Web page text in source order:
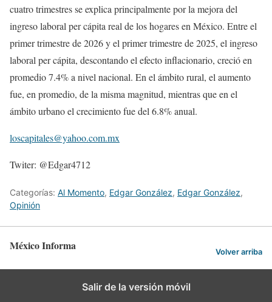
cuatro trimestres se explica principalmente por la mejora del
ingreso laboral per cápita real de los hogares en México. Entre el
primer trimestre de 2026 y el primer trimestre de 2025, el ingreso
laboral per cápita, descontando el efecto inflacionario, creció en
promedio 7.4% a nivel nacional. En el ámbito rural, el aumento
fue, en promedio, de la misma magnitud, mientras que en el
ámbito urbano el crecimiento fue del 6.8% anual.
loscapitales@yahoo.com.mx
Twiter: @Edgar4712
Categorías: Al Momento, Edgar González, Edgar González,
Opinión
México Informa Volver arriba
Salir de la versión móvil